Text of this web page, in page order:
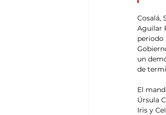
Cosalá,
Aguilar
periodo
un
de
El
Úrsula
Iris y